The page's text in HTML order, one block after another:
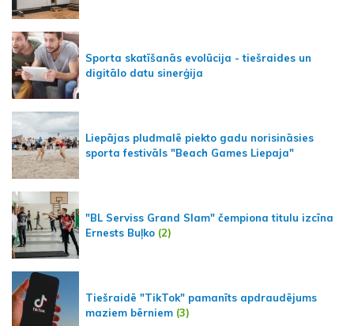
Sporta skatīšanās evolūcija - tiešraides un
digitālo datu sinerģija
Liepājas pludmalē piekto gadu norisināsies
sporta festivāls "Beach Games Liepaja"
"BL Serviss Grand Slam" čempiona titulu izcīna
Ernests Buļko (2)
Tiešraidē "TikTok" pamanīts apdraudējums
maziem bērniem (3)